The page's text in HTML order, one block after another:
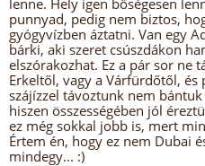
lenne. Hely igen bőségesen
punnyad, pedig nem biztos,
gyógyvízben áztatni. Van egy
bárki, aki szeret csúszdákon
elszórakozhat. Ez a pár sor ne
Erkeltől, vagy a Várfürdőtől,
szájízzel távoztunk nem
hiszen összességében jól
ez még sokkal jobb is, mert
Értem én, hogy ez nem Dubai
mindegy... :)